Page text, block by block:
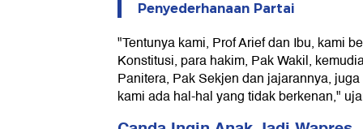
Penyederhanaan Partai
"Tentunya kami, Prof Arief dan Ibu, kami
Konstitusi, para hakim, Pak Wakil,
Panitera, Pak Sekjen dan jajarannya,
kami ada hal-hal yang tidak berkenan,"